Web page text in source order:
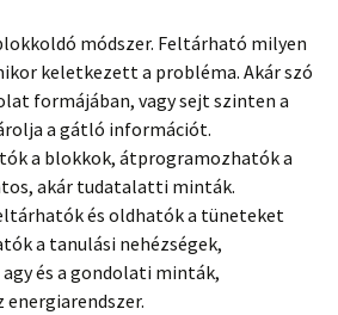
módszer. Feltárható milyen
keletkezett a probléma. Akár szó
formájában, vagy sejt szinten a
a gátló információt.
a blokkok, átprogramozhatók a
akár tudatalatti minták.
és oldhatók a tüneteket
a tanulási nehézségek,
és a gondolati minták,